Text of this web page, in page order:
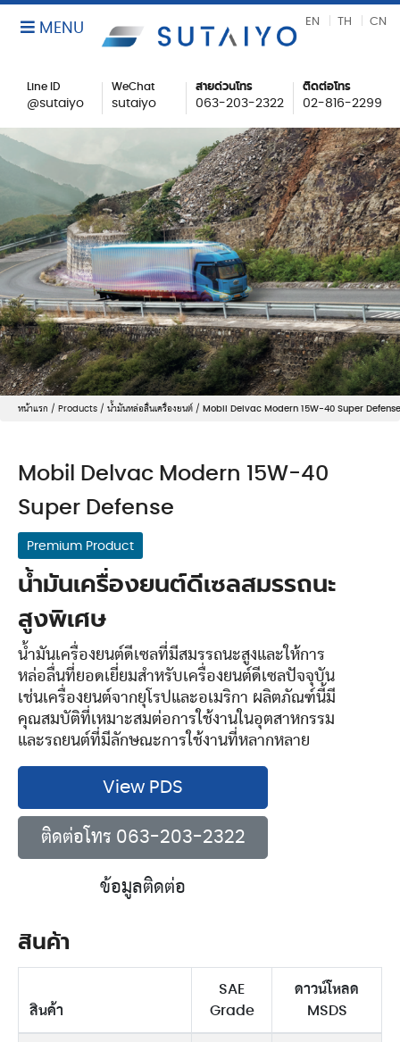
Line ID
@sutaiyo
WeChat
sutaiyo
สายด่วนโทร
063-203-2322
ติดต่อโทร
02-816-2299
MENU EN TH CN
หน้าแรก / Products / น้ำมันหล่อลื่นเครื่องยนต์ / Mobil Delvac Modern 15W-40 Super Defense
Mobil Delvac Modern 15W-40
Super Defense
Premium Product
น้ำมันเครื่องยนต์ดีเซลสมรรถนะ
สูงพิเศษ
น้ำมันเครื่องยนต์ดีเซลที่มีสมรรถนะสูงและให้การ
หล่อลื่นที่ยอดเยี่ยมสำหรับเครื่องยนต์ดีเซลปัจจุบัน
เช่นเครื่องยนต์จากยุโรปและอเมริกา ผลิตภัณฑ์นี้มี
คุณสมบัติที่เหมาะสมต่อการใช้งานในอุตสาหกรรม
และรถยนต์ที่มีลักษณะการใช้งานที่หลากหลาย
View PDS
ติดต่อโทร 063-203-2322
ข้อมูลติดต่อ
สินค้า
สินค้า
SAE
Grade
ดาวน์โหลด
MSDS